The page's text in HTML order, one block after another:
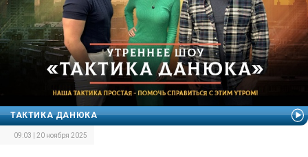
ТАКТИКА ДАНЮКА
09:03 | 20 ноября 2025